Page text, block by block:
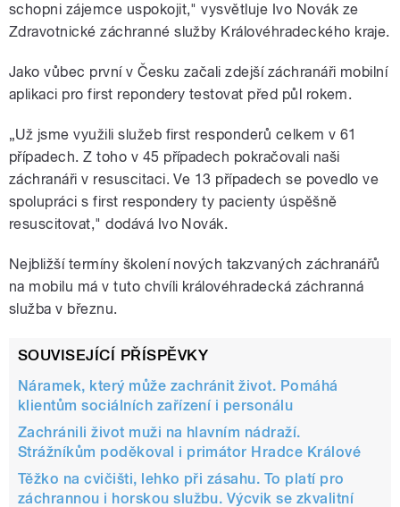
schopni zájemce uspokojit," vysvětluje Ivo Novák ze
Zdravotnické záchranné služby Královéhradeckého kraje.
Jako vůbec první v Česku začali zdejší záchranáři mobilní
aplikaci pro first repondery testovat před půl rokem.
„Už jsme využili služeb first responderů celkem v 61
případech. Z toho v 45 případech pokračovali naši
záchranáři v resuscitaci. Ve 13 případech se povedlo ve
spolupráci s first respondery ty pacienty úspěšně
resuscitovat," dodává Ivo Novák.
Nejbližší termíny školení nových takzvaných záchranářů
na mobilu má v tuto chvíli královéhradecká záchranná
služba v březnu.
SOUVISEJÍCÍ PŘÍSPĚVKY
Náramek, který může zachránit život. Pomáhá
klientům sociálních zařízení i personálu
Zachránili život muži na hlavním nádraží.
Strážníkům poděkoval i primátor Hradce Králové
Těžko na cvičišti, lehko při zásahu. To platí pro
záchrannou i horskou službu. Výcvik se zkvalitní